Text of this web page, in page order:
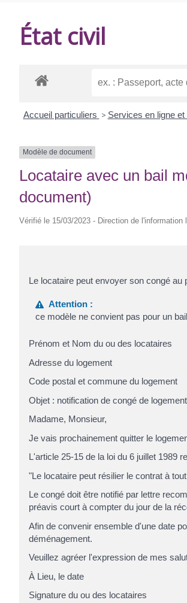
État civil
Accueil particuliers > Services en ligne
Modèle de document
Locataire avec un bail
document)
Vérifié le 15/03/2023 - Direction de
Le locataire peut envoyer son congé
Attention :
ce modèle ne convient pas pour un
Prénom et Nom du ou des locataires
Adresse du logement
Code postal et commune du logement
Objet : notification de congé de logement
Madame, Monsieur,
Je vais prochainement quitter le
L'article 25-15 de la loi du 6 juillet 1989
"Le locataire peut résilier le contrat à
Le congé doit être notifié par lettre
préavis court à compter du jour de la
Afin de convenir ensemble d'une date
déménagement.
Veuillez agréer l'expression de mes
À Lieu, le date
Signature du ou des locataires